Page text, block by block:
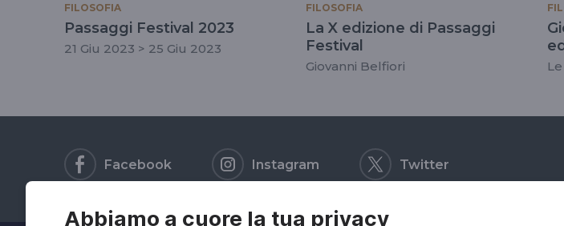
Abbiamo a cuore la tua privacy
FILOSOFIA
Passaggi Festival 2023
21 Giu 2023 > 25 Giu 2023
FILOSOFIA
La X edizione di Passaggi
Festival
Giovanni Belfiori
Facebook Instagram Twitter